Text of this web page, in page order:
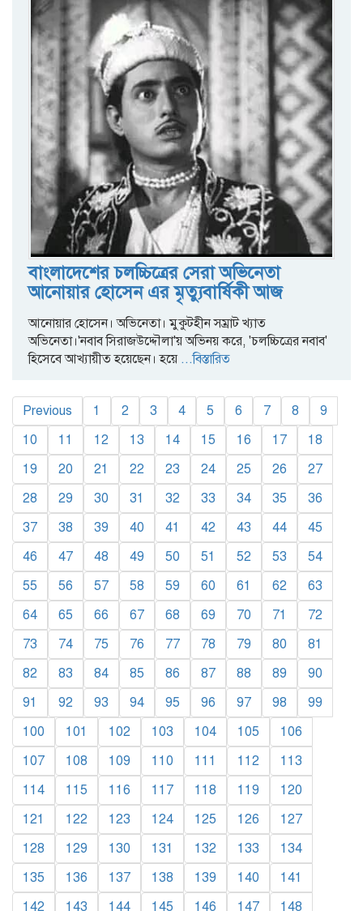
বাংলাদেশের চলচ্চিত্রের সেরা অভিনেতা
আনোয়ার হোসেন এর মৃত্যুবার্ষিকী আজ
আনোয়ার হোসেন। অভিনেতা। মুকুটহীন সম্রাট খ্যাত
অভিনেতা।'নবাব সিরাজউদ্দৌলা'য় অভিনয় করে, 'চলচ্চিত্রের নবাব'
হিসেবে আখ্যায়ীত হয়েছেন। হয়ে...বিস্তারিত
Previous 1 2 3 4 5 6 7 8
9
10
11 12 13 14 15 16 17
18
19
20 21 22 23 24 25 26
27
28
29 30 31 32 33 34 35
36
37
38 39 40 41 42 43 44
45
46
47 48 49 50 51 52 53
54
55
56 57 58 59 60 61 62
63
64
65 66 67 68 69 70 71
72
73
74 75 76 77 78 79 80
81
82
83 84 85 86 87 88 89
90
91
92 93 94 95 96 97 98
99
100
101 102 103 104 105
106
107
108 109 110 111 112
113
114
115 116 117 118 119
120
121
122 123 124 125 126
127
128
129 130 131 132 133
134
135
136 137 138 139 140
141
142
143 144 145 146 147
148